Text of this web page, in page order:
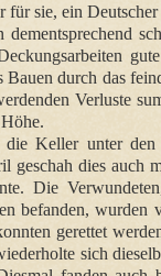
für sie, ein Deutscher
dementsprechend
Bauen durch das
Verluste
Keller unter den
geschah dies auch
Die
befanden, wurden
gerettet
sich